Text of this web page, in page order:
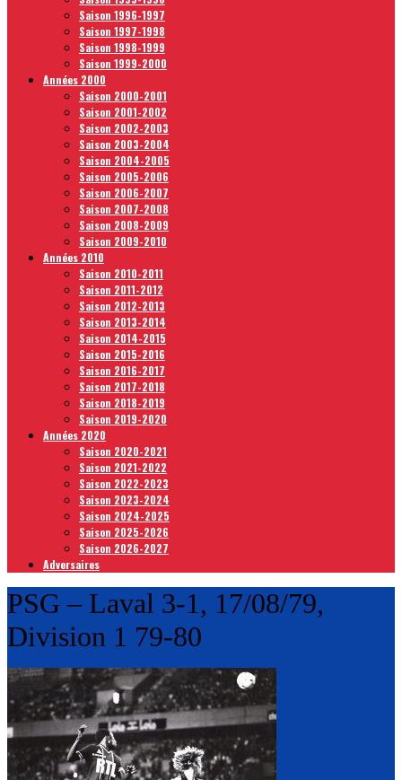
Saison 1996-1997
Saison 1997-1998
Saison 1998-1999
Saison 1999-2000
Années 2000
Saison 2000-2001
Saison 2001-2002
Saison 2002-2003
Saison 2003-2004
Saison 2004-2005
Saison 2005-2006
Saison 2006-2007
Saison 2007-2008
Saison 2008-2009
Saison 2009-2010
Années 2010
Saison 2010-2011
Saison 2011-2012
Saison 2012-2013
Saison 2013-2014
Saison 2014-2015
Saison 2015-2016
Saison 2016-2017
Saison 2017-2018
Saison 2018-2019
Saison 2019-2020
Années 2020
Saison 2020-2021
Saison 2021-2022
Saison 2022-2023
Saison 2023-2024
Saison 2024-2025
Saison 2025-2026
Saison 2026-2027
Adversaires
PSG – Laval 3-1, 17/08/79,
Division 1 79-80